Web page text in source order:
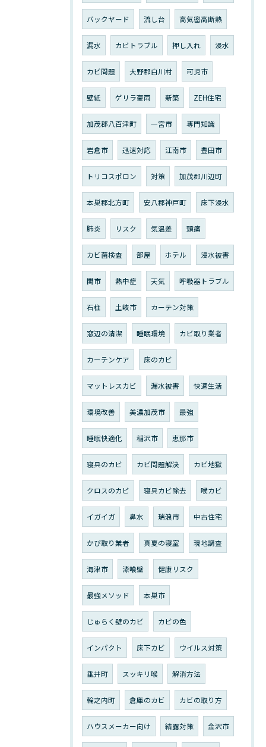
バックヤード 流し台 高気密高断熱
漏水 カビトラブル 押し入れ 浸水
カビ問題 大野郡白川村 可児市
壁紙 ゲリラ豪雨 新築 ZEH住宅
加茂郡八百津町 一宮市 専門知識
岩倉市 迅速対応 江南市 豊田市
トリコスポロン 対策 加茂郡川辺町
本巣郡北方町 安八郡神戸町 床下浸水
肺炎 リスク 気温差 頭痛
カビ菌検査 部屋 ホテル 浸水被害
関市 熱中症 天気 呼吸器トラブル
石柱 土岐市 カーテン対策
窓辺の清潔 睡眠環境 カビ取り業者
カーテンケア 床のカビ
マットレスカビ 漏水被害 快適生活
環境改善 美濃加茂市 最強
睡眠快適化 稲沢市 恵那市
寝具のカビ カビ問題解決 カビ地獄
クロスのカビ 寝具カビ除去 喉カビ
イガイガ 鼻水 瑞浪市 中古住宅
かび取り業者 真夏の寝室 現地調査
海津市 漆喰壁 健康リスク
最強メソッド 本巣市
じゅらく壁のカビ カビの色
インパクト 床下カビ ウイルス対策
垂井町 スッキリ喉 解消方法
輪之内町 倉庫のカビ カビの取り方
ハウスメーカー向け 結露対策 金沢市